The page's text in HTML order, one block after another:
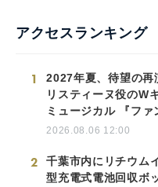
アクセスランキング
1
2027年夏、待望の再
リスティーヌ役のW
ミュージカル 『ファ
2026.08.06 12:00
2
千葉市内にリチウム
型充電式電池回収ボ